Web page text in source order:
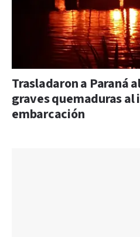
Trasladaron a Paraná
graves quemaduras al
embarcación